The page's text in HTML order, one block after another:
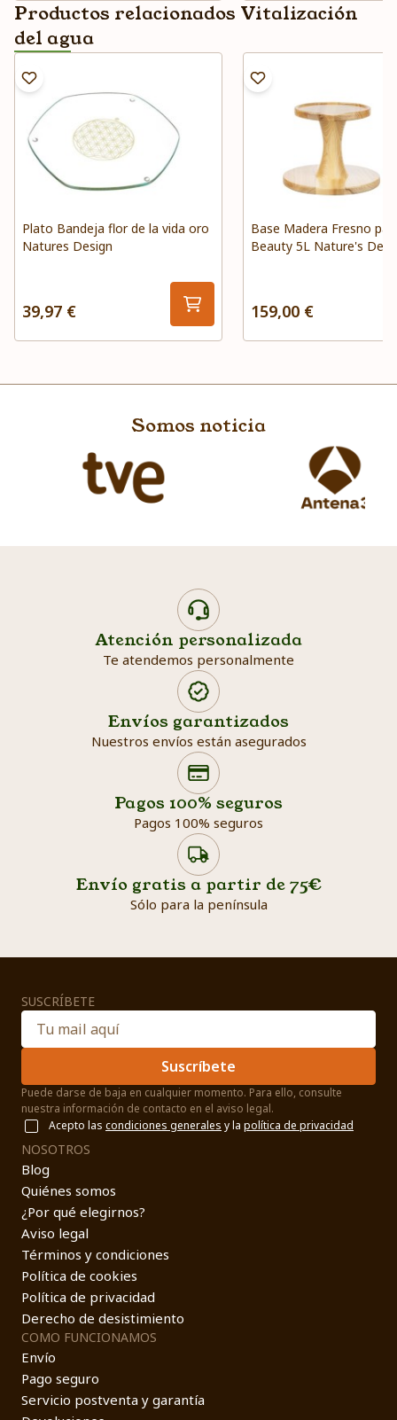
Productos relacionados Vitalización
del agua
Plato Bandeja flor de la vida oro
Natures Design
39,97 €
Base Madera Fresno
Beauty 5L Nature's
159,00 €
Somos noticia
Atención personalizada
Te atendemos personalmente
Envíos garantizados
Nuestros envíos están asegurados
Pagos 100% seguros
Pagos 100% seguros
Envío gratis a partir de 75€
Sólo para la península
Search products
SUSCRÍBETE
Suscríbete
Puede darse de baja en cualquier momento. Para ello, consulte
nuestra información de contacto en el aviso legal.
Acepto las condiciones generales y la política de privacidad
NOSOTROS
Blog
Quiénes somos
¿Por qué elegirnos?
Aviso legal
Términos y condiciones
Política de cookies
Política de privacidad
Derecho de desistimiento
COMO FUNCIONAMOS
Envío
Pago seguro
Servicio postventa y garantía